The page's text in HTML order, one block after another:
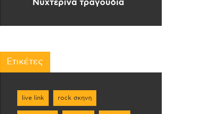
Νυχτερινά τραγούδια
Ετικέτες
live link rock σκηνη